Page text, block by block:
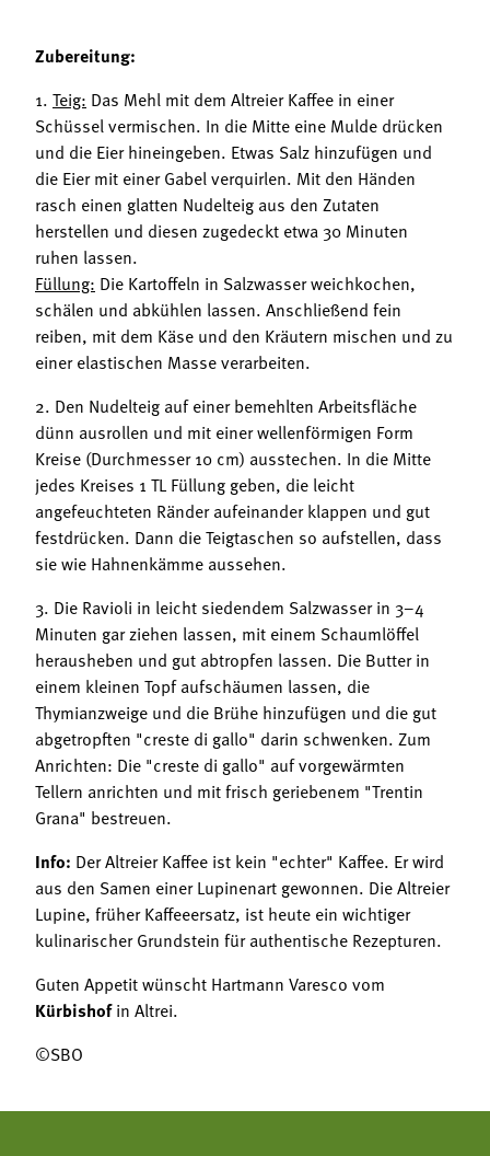
Zubereitung:
1. Teig: Das Mehl mit dem Altreier Kaffee in einer
Schüssel vermischen. In die Mitte eine Mulde drücken
und die Eier hineingeben. Etwas Salz hinzufügen und
die Eier mit einer Gabel verquirlen. Mit den Händen
rasch einen glatten Nudelteig aus den Zutaten
herstellen und diesen zugedeckt etwa 30 Minuten
ruhen lassen.
Füllung: Die Kartoffeln in Salzwasser weichkochen,
schälen und abkühlen lassen. Anschließend fein
reiben, mit dem Käse und den Kräutern mischen und zu
einer elastischen Masse verarbeiten.
2. Den Nudelteig auf einer bemehlten Arbeitsfläche
dünn ausrollen und mit einer wellenförmigen Form
Kreise (Durchmesser 10 cm) ausstechen. In die Mitte
jedes Kreises 1 TL Füllung geben, die leicht
angefeuchteten Ränder aufeinander klappen und gut
festdrücken. Dann die Teigtaschen so aufstellen, dass
sie wie Hahnenkämme aussehen.
3. Die Ravioli in leicht siedendem Salzwasser in 3–4
Minuten gar ziehen lassen, mit einem Schaumlöffel
herausheben und gut abtropfen lassen. Die Butter in
einem kleinen Topf aufschäumen lassen, die
Thymianzweige und die Brühe hinzufügen und die gut
abgetropften "creste di gallo" darin schwenken. Zum
Anrichten: Die "creste di gallo" auf vorgewärmten
Tellern anrichten und mit frisch geriebenem "Trentin
Grana" bestreuen.
Info: Der Altreier Kaffee ist kein "echter" Kaffee. Er wird
aus den Samen einer Lupinenart gewonnen. Die Altreier
Lupine, früher Kaffeeersatz, ist heute ein wichtiger
kulinarischer Grundstein für authentische Rezepturen.
Guten Appetit wünscht Hartmann Varesco vom
Kürbishofin Altrei.
©SBO